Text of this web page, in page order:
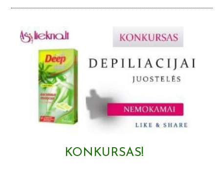
KONKURSAS!